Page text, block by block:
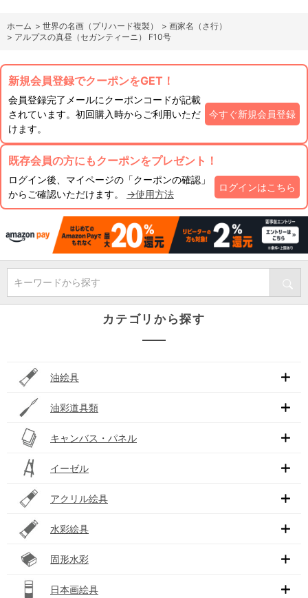
ホーム > 世界の名画（プリハード複製） > 画家名（さ行）
> アルプスの真昼（セガンティーニ） F10号
新規会員登録でクーポンをGET！
会員登録完了メールにクーポンコードが記載
されています。初回購入時からご利用いただ
けます。
今すぐ新規会員登録
既存会員の方にもクーポンをプレゼント！
ログイン後、マイページの「クーポンの確認」
からご確認いただけます。 →使用方法
ログインはこちら
キーワードから探す
カテゴリから探す
油絵具
油彩道具類
キャンバス・パネル
イーゼル
アクリル絵具
水彩絵具
固形水彩
日本画絵具